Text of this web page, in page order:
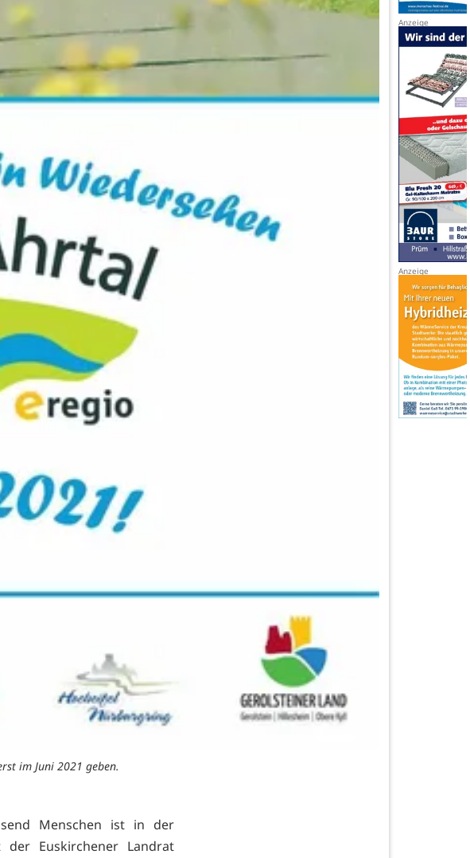
im Juni 2021 geben.
Menschen ist in der
Euskirchener Landrat